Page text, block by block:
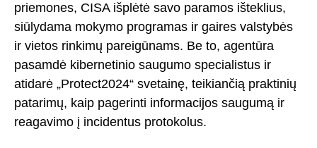
priemones, CISA išplėtė savo paramos išteklius,
siūlydama mokymo programas ir gaires valstybės
ir vietos rinkimų pareigūnams. Be to, agentūra
pasamdė kibernetinio saugumo specialistus ir
atidarė „Protect2024“ svetainę, teikiančią praktinių
patarimų, kaip pagerinti informacijos saugumą ir
reagavimo į incidentus protokolus.